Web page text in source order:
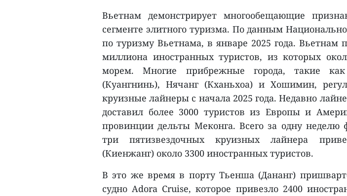
Вьетнам демонстрирует многообещающие
сегменте элитного туризма. По данным
по туризму Вьетнама, в январе 2025 года. Вьетнам
миллиона иностранных туристов, из которых
морем. Многие прибрежные города, такие
(Куангнинь), Нячанг (Кханьхоа) и Хошимин,
круизные лайнеры с начала 2025 года. Недавно
доставил более 3000 туристов из Европы и
провинции дельты Меконга. Всего за одну неделю
три пятизвездочных круизных лайнера
(Киенжанг) около 3300 иностранных туристов.
В это же время в порту Тьенша (Дананг)
судно Adora Cruise, которое привезло 2400